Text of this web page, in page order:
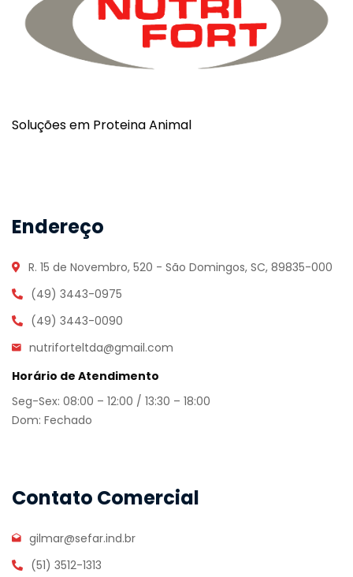
Soluções em Proteina Animal
Endereço
R. 15 de Novembro, 520 - São Domingos, SC, 89835-000
(49) 3443-0975
(49) 3443-0090
nutriforteltda@gmail.com
Horário de Atendimento
Seg-Sex: 08:00 – 12:00 / 13:30 – 18:00
Dom: Fechado
Contato Comercial
gilmar@sefar.ind.br
(51) 3512-1313